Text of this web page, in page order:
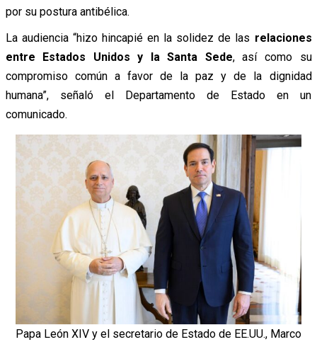
por su postura antibélica.
La audiencia “hizo hincapié en la solidez de las relaciones
entre Estados Unidos y la Santa Sede, así como su
compromiso común a favor de la paz y de la dignidad
humana”, señaló el Departamento de Estado en un
comunicado.
Papa León XIV y el secretario de Estado de EE.UU., Marco